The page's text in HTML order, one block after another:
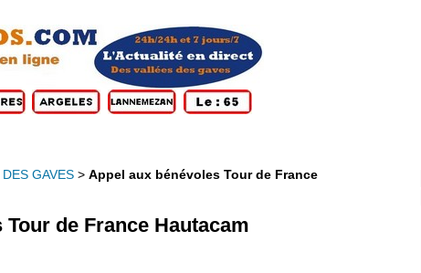
GAVES > Appel aux bénévoles Tour de France
de France Hautacam